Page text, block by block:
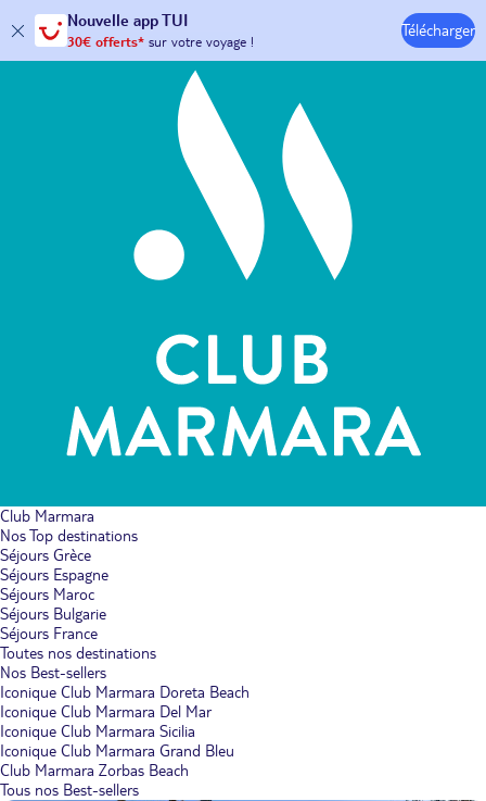
Nouvelle app TUI
30€ offerts*sur votre voyage !
avec le code :HAPPYAPP
Télécharger
Hôtels & Clubs
Club Marmara
Nos Top destinations
Séjours Grèce
Séjours Espagne
Séjours Maroc
Séjours Bulgarie
Séjours France
Toutes nos destinations
Nos Best-sellers
Iconique Club Marmara Doreta Beach
Iconique Club Marmara Del Mar
Iconique Club Marmara Sicilia
Iconique Club Marmara Grand Bleu
Club Marmara Zorbas Beach
Tous nos Best-sellers